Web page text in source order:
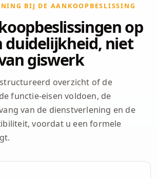
BIJ DE AANKOOPBESLISSING
op
duidelijkheid, niet
giswerk
overzicht of de
functie-eisen voldoen, de
van de dienstverlening en de
voordat u een formele